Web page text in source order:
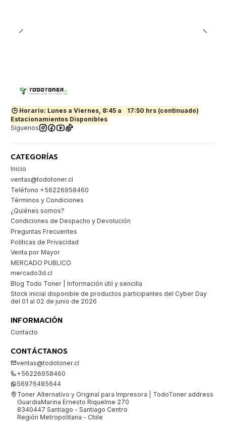
🕒 Horario: Lunes a Viernes, 8:45 a
17:50 hrs (continuado)
Estacionamientos Disponibles
Síguenos
CATEGORÍAS
Inicio
ventas@todotoner.cl
Teléfono +56226958460
Términos y Condiciones
¿Quiénes somos?
Condiciones de Despacho y Devolución
Preguntas Frecuentes
Políticas de Privacidad
Venta por Mayor
MERCADO PUBLICO
mercado3d.cl
Blog Todo Toner | Información útil y sencilla
Stock inicial disponible de productos participantes del Cyber Day
del 01 al 02 de junio de 2026
INFORMACIÓN
Contacto
CONTÁCTANOS
ventas@todotoner.cl
+56226958460
56976485644
Toner Alternativo y Original para Impresora | TodoToner address
GuardiaMarina Ernesto Riquelme 270
8340447 Santiago - Santiago Centro
Región Metropolitana - Chile